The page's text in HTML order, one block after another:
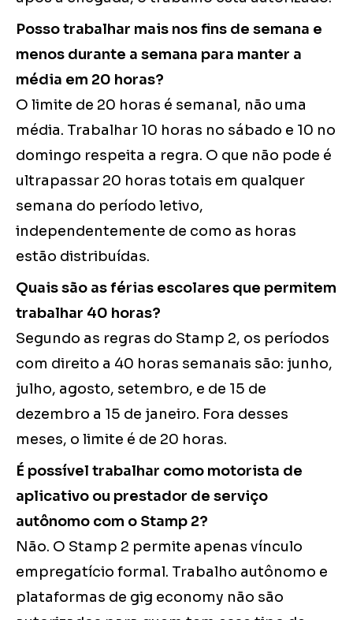
Posso trabalhar mais nos fins de semana e
menos durante a semana para manter a
média em 20 horas?
O limite de 20 horas é semanal, não uma
média. Trabalhar 10 horas no sábado e 10 no
domingo respeita a regra. O que não pode é
ultrapassar 20 horas totais em qualquer
semana do período letivo,
independentemente de como as horas
estão distribuídas.
Quais são as férias escolares que permitem
trabalhar 40 horas?
Segundo as regras do Stamp 2, os períodos
com direito a 40 horas semanais são: junho,
julho, agosto, setembro, e de 15 de
dezembro a 15 de janeiro. Fora desses
meses, o limite é de 20 horas.
É possível trabalhar como motorista de
aplicativo ou prestador de serviço
autônomo com o Stamp 2?
Não. O Stamp 2 permite apenas vínculo
empregatício formal. Trabalho autônomo e
plataformas de gig economy não são